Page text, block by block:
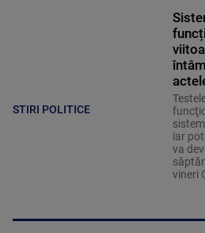
STIRI POLITICE
iar
va
vineri